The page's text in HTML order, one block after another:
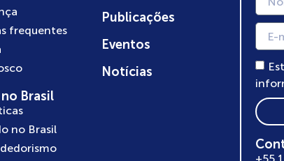
frequentes
no Brasil
no Brasil
Publicações
Eventos
Notícias